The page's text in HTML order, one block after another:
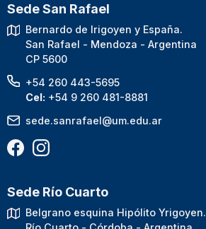
Sede San Rafael
Bernardo de Irigoyen y España.
San Rafael - Mendoza - Argentina
CP 5600
+54 260 443-5695
Cel: +54 9 260 481-8881
sede.sanrafael@um.edu.ar
Sede Río Cuarto
Belgrano esquina Hipólito Yrigoyen.